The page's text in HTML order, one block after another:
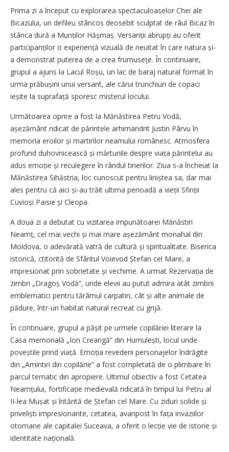
Prima zi a început cu explorarea spectaculoaselor Chei ale
Bicazului, un defileu stâncos deosebit sculptat de râul Bicaz în
stânca dură a Munților Hășmaș. Versanții abrupți au oferit
participanților o experiență vizuală de neuitat în care natura și-
a demonstrat puterea de a crea frumusețe. În continuare,
grupul a ajuns la Lacul Roșu, un lac de baraj natural format în
urma prăbușirii unui versant, ale cărui trunchiuri de copaci
ieșite la supra­față sporesc misterul locului.
Următoarea oprire a fost la Mănăstirea Petru Vodă,
așezământ ridicat de părintele arhimandrit Justin Pârvu în
memoria eroilor și martirilor neamului românesc. Atmosfera
profund duhovnicească și mărturiile despre viața părintelui au
adus emoție și reculegere în rândul tinerilor. Ziua s-a încheiat la
Mănăstirea Sihăstria, loc cunoscut pentru liniștea sa, dar mai
ales pentru că aici și-au trăit ultima perioadă a vieții Sfinții
Cuvioși Paisie și Cleopa.
A doua zi a debutat cu vizitarea impunătoarei Mănăstiri
Neamț, cel mai vechi și mai mare așezământ monahal din
Moldova, o adevărată vatră de cultură și spiritualitate. Biserica
istorică, ctitorită de Sfântul Voievod Ștefan cel Mare, a
impresionat prin sobrietate și vechime. A urmat Rezervația de
zimbri „Dragoș Vodă”, unde elevii au putut admira atât zimbrii
emblematici pentru tărâmul carpatin, cât și alte animale de
pădure, într-un habitat natural recreat cu grijă.
În continuare, grupul a pășit pe urmele copilăriei literare la
Casa memorială „Ion Creangă” din Hu­mu­lești, locul unde
poveștile prind viață. Emoția revederii personajelor îndrăgite
din „Amintiri din copilărie” a fost completată de o plimbare în
parcul tematic din apropiere. Ultimul obiectiv a fost Cetatea
Neam­țului, fortifi­cație medievală ridicată în timpul lui Petru al
II-lea Mușat și întărită de Ștefan cel Mare. Cu ziduri solide și
priveliști impresionante, cetatea, avanpost în fața invaziilor
otomane ale capitalei Suceava, a oferit o lecție vie de istorie și
identitate națională.